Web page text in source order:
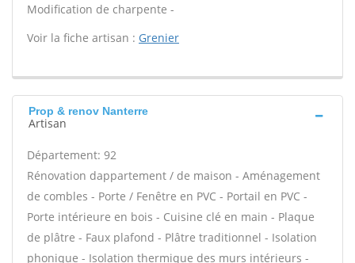
Modification de charpente -
Voir la fiche artisan : Grenier
Prop & renov Nanterre
Artisan
Département: 92
Rénovation dappartement / de maison - Aménagement
de combles - Porte / Fenêtre en PVC - Portail en PVC -
Porte intérieure en bois - Cuisine clé en main - Plaque
de plâtre - Faux plafond - Plâtre traditionnel - Isolation
phonique - Isolation thermique des murs intérieurs -